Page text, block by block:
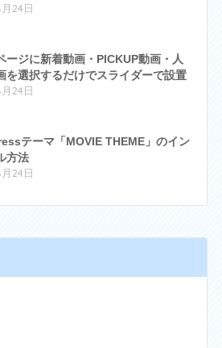
24日
ージに新着動画・PICKUP動画・人
を選択するだけでスライダーで設置
24日
テーマ「MOVIE THEME」のイン
方法
24日